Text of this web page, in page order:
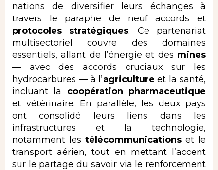
nations de diversifier leurs échanges à
travers le paraphe de neuf accords et
protocoles stratégiques. Ce partenariat
multisectoriel couvre des domaines
essentiels, allant de l’énergie et des mines
— avec des accords cruciaux sur les
hydrocarbures — à l’agriculture et la santé,
incluant la coopération pharmaceutique
et vétérinaire. En parallèle, les deux pays
ont consolidé leurs liens dans les
infrastructures et la technologie,
notamment les télécommunications et le
transport aérien, tout en mettant l’accent
sur le partage du savoir via le renforcement